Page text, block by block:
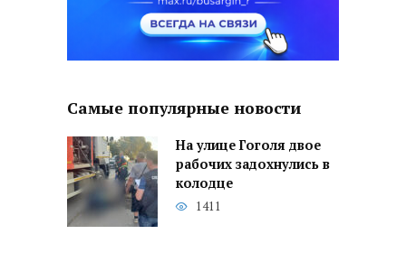
Самые популярные новости
На улице Гоголя двое
рабочих задохнулись в
колодце
1411